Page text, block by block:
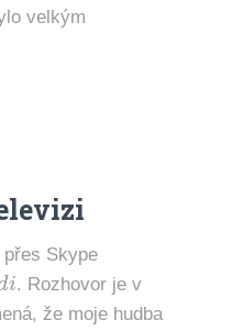
velkým
Skype
. Rozhovor je v
že moje hudba